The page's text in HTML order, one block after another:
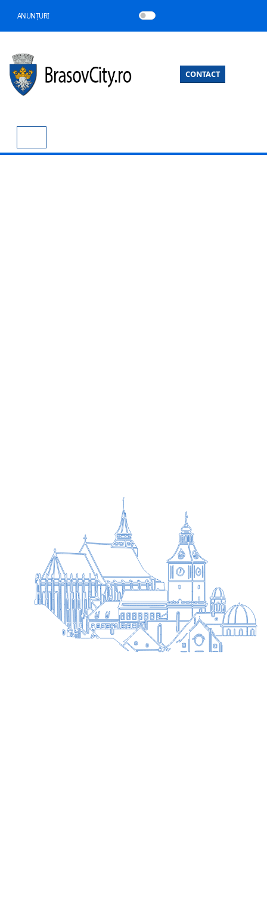
ANUNȚURI
CONTACT